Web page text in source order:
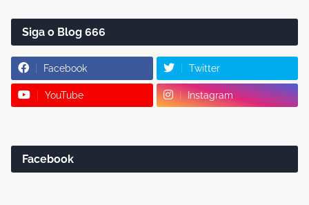
Siga o Blog 666
Facebook Twitter
YouTube Instagram
Facebook